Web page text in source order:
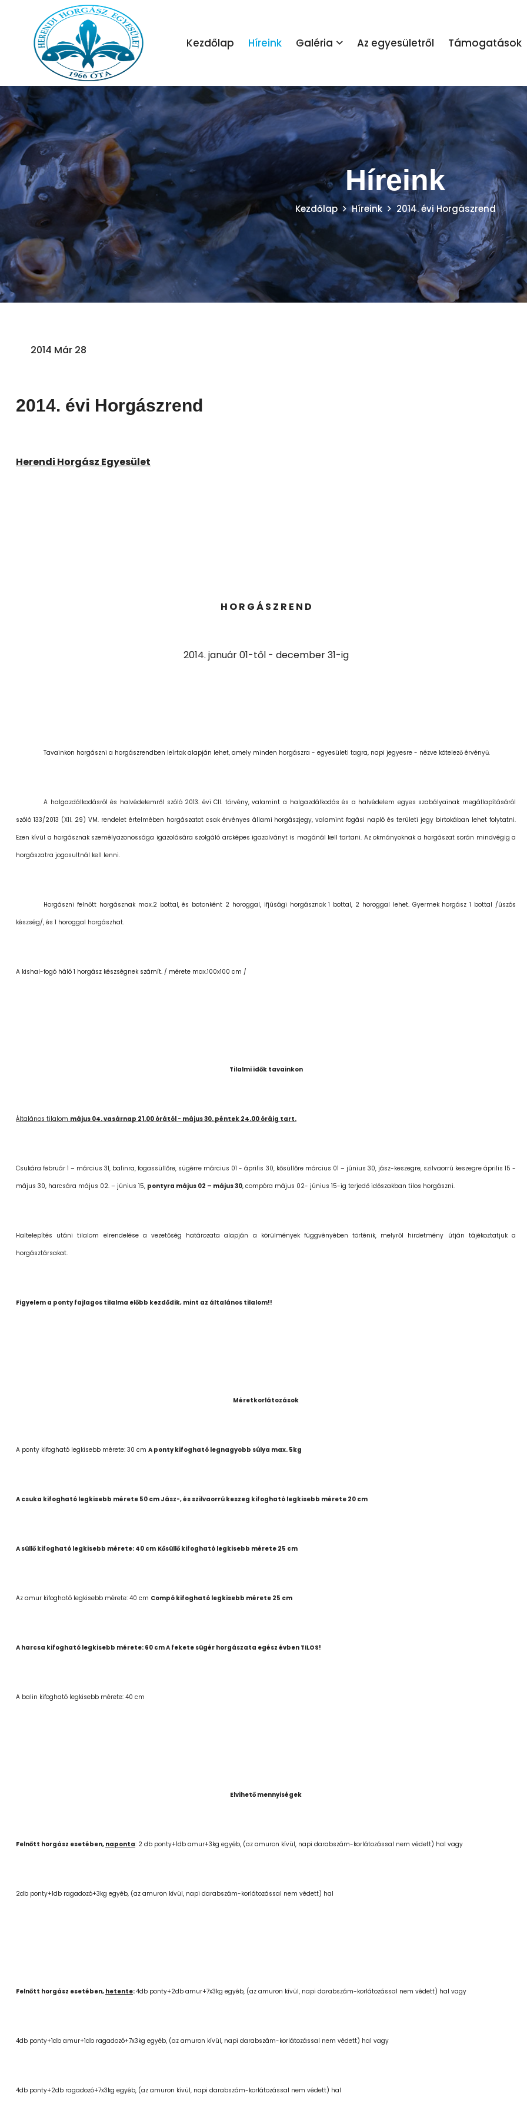
Kezdőlap Híreink Galéria Az egyesületről Támogatások
Híreink
Kezdőlap Híreink 2014. évi Horgászrend
2014 Már 28
2014. évi Horgászrend
Herendi Horgász Egyesület
H O R G Á S Z R E N D
2014. január 01-től - december 31-ig
Tavainkon horgászni a horgászrendben leírtak alapján lehet, amely minden horgászra - egyesületi tagra, napi jegyesre - nézve kötelező érvényű.
A halgazdálkodásról és halvédelemről szóló 2013. évi CII. törvény, valamint a halgazdálkodás és a halvédelem egyes szabályainak megállapításáról
szóló 133/2013 (XII. 29) VM. rendelet értelmében horgászatot csak érvényes állami horgászjegy, valamint fogási napló és területi jegy birtokában lehet folytatni.
Ezen kívül a horgásznak személyazonossága igazolására szolgáló arcképes igazolványt is magánál kell tartani. Az okmányoknak a horgászat során mindvégig a
horgászatra jogosultnál kell lenni.
Horgászni felnőtt horgásznak max.2 bottal, és botonként 2 horoggal, ifjúsági horgásznak 1 bottal, 2 horoggal lehet. Gyermek horgász 1 bottal /úszós
készség/, és 1 horoggal horgászhat.
A kishal-fogó háló 1 horgász készségnek számít. / mérete max.100x100 cm /
Tilalmi idők tavainkon
Általános tilalom május 04. vasárnap 21.00 órától - május30. péntek 24.00 óráig tart.
Csukára február 1 – március 31, balinra, fogassüllőre, sügérre március 01 - április 30, kősüllőre március 01 – június 30, jász-keszegre, szilvaorrú keszegre április 15 -
május 30, harcsára május 02. – június 15, pontyra május 02 – május 30, compóra május 02- június 15-ig terjedő időszakban tilos horgászni.
Haltelepítés utáni tilalom elrendelése a vezetőség határozata alapján a körülmények függvényében történik, melyről hirdetmény útján tájékoztatjuk a
horgásztársakat.
Figyelem a ponty fajlagos tilalma előbb kezdődik, mint az általános tilalom!!
Méretkorlátozások
A ponty kifogható legkisebb mérete: 30 cm A ponty kifogható legnagyobb súlya max. 5kg
A csuka kifogható legkisebb mérete 50 cm Jász-, és szilvaorrú keszeg kifogható legkisebb mérete 20 cm
A süllő kifogható legkisebb mérete: 40 cm Kősüllő kifogható legkisebb mérete 25 cm
Az amur kifogható legkisebb mérete: 40 cm Compó kifogható legkisebb mérete 25 cm
A harcsa kifogható legkisebb mérete: 60 cm A fekete sügér horgászata egész évben TILOS!
A balin kifogható legkisebb mérete: 40 cm
Elvihető mennyiségek
Felnőtt horgász esetében, naponta: 2 db ponty+1db amur+3kg egyéb, (az amuron kívül, napi darabszám-korlátozással nem védett) hal vagy
2db ponty+1db ragadozó+3kg egyéb, (az amuron kívül, napi darabszám-korlátozással nem védett) hal
Felnőtt horgász esetében, hetente:4db ponty+2db amur+7x3kg egyéb, (az amuron kívül, napi darabszám-korlátozással nem védett) hal vagy
4db ponty+1db amur+1db ragadozó+7x3kg egyéb, (az amuron kívül, napi darabszám-korlátozással nem védett) hal vagy
4db ponty+2db ragadozó+7x3kg egyéb, (az amuron kívül, napi darabszám-korlátozással nem védett) hal
Horgászokmányok